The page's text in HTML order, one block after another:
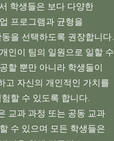
학생들은 보다 다양한
프로그램과 균형을
을 선택하도록 권장합니다.
인이 팀의 일원으로 일할 수
할 뿐만 아니라 학생들이
고 자신의 개인적인 가치를
할 수 있도록 합니다.
교과 과정 또는 공동 교과
수 있으며 모든 학생들은